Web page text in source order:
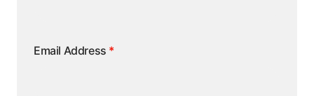
Email Address *